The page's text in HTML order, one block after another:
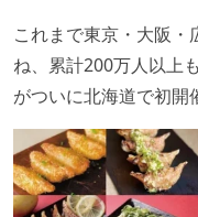
これまで東京・大阪
ね、累計200万人以上
がついに北海道で初開